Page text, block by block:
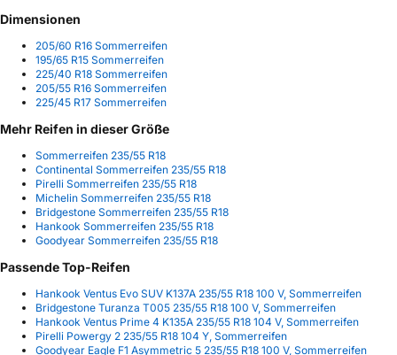
Dimensionen
205/60 R16 Sommerreifen
195/65 R15 Sommerreifen
225/40 R18 Sommerreifen
205/55 R16 Sommerreifen
225/45 R17 Sommerreifen
Mehr Reifen in dieser Größe
Sommerreifen 235/55 R18
Continental Sommerreifen 235/55 R18
Pirelli Sommerreifen 235/55 R18
Michelin Sommerreifen 235/55 R18
Bridgestone Sommerreifen 235/55 R18
Hankook Sommerreifen 235/55 R18
Goodyear Sommerreifen 235/55 R18
Passende Top-Reifen
Hankook Ventus Evo SUV K137A 235/55 R18 100 V, Sommerreifen
Bridgestone Turanza T005 235/55 R18 100 V, Sommerreifen
Hankook Ventus Prime 4 K135A 235/55 R18 104 V, Sommerreifen
Pirelli Powergy 2 235/55 R18 104 Y, Sommerreifen
Goodyear Eagle F1 Asymmetric 5 235/55 R18 100 V, Sommerreifen